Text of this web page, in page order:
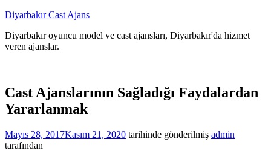
İçeriğe
Diyarbakır Cast Ajans
Diyarbakır oyuncu model ve cast ajansları, Diyarbakır'da hizmet
veren ajanslar.
Cast Ajanslarının Sağladığı Faydalardan
Yararlanmak
Mayıs 28, 2017Kasım 21, 2020 tarihinde gönderilmiş admin
tarafından